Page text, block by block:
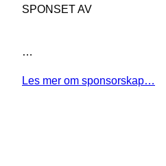
SPONSET AV
…
Les mer om sponsorskap…